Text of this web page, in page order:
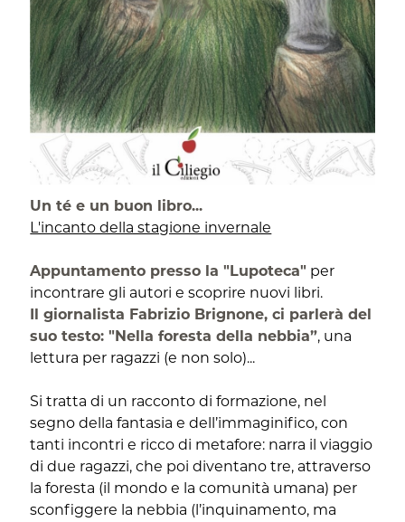
Un té e un buon libro...
L'incanto della stagione invernale
Appuntamento presso la "Lupoteca" per
incontrare gli autori e scoprire nuovi libri.
Il giornalista Fabrizio Brignone, ci parlerà del
suo testo: "Nella foresta della nebbia”, una
lettura per ragazzi (e non solo)...
Si tratta di un racconto di formazione, nel
segno della fantasia e dell’immaginifico, con
tanti incontri e ricco di metafore: narra il viaggio
di due ragazzi, che poi diventano tre, attraverso
la foresta (il mondo e la comunità umana) per
sconfiggere la nebbia (l’inquinamento, ma